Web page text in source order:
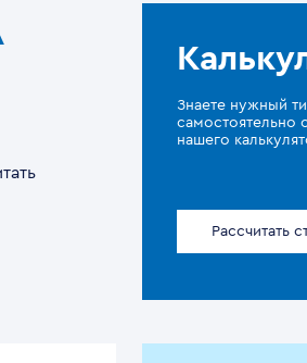
Знаете нужный
самостоятельно
нашего
Рассчитать